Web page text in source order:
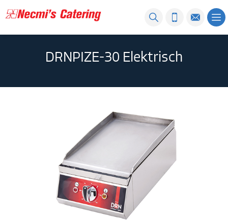
DRNPIZE-30 Elektrisch